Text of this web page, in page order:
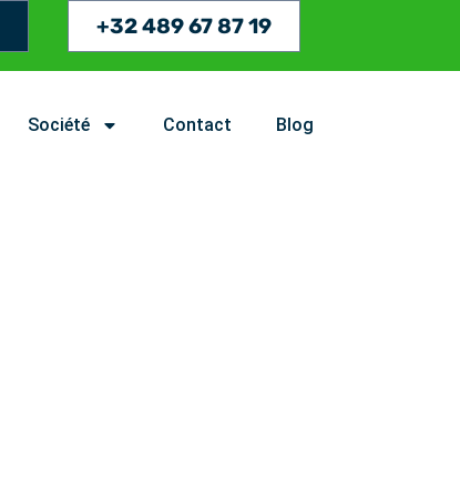
+32 489 67 87 19
Société Contact Blog